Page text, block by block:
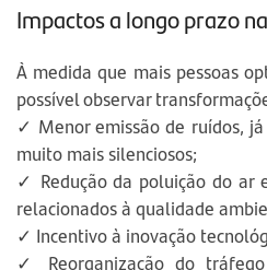
Impactos a longo prazo
À medida que mais pessoas
possível observar
✓ Menor emissão de ruídos,
muito mais silenciosos;
✓ Redução da poluição do ar
relacionados à qualidade
✓ Incentivo à inovação
✓ Reorganização do